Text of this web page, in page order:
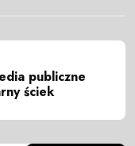
publiczne
ściek